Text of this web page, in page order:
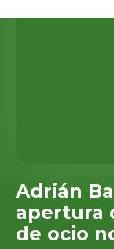
Adrián
apertura
de ocio